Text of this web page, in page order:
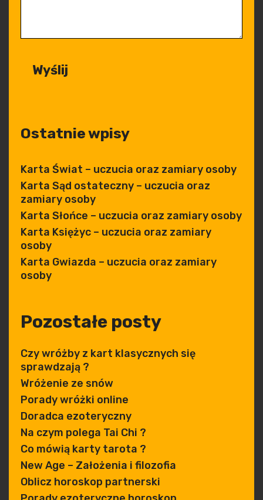
Ostatnie wpisy
Karta Świat – uczucia oraz zamiary osoby
Karta Sąd ostateczny – uczucia oraz
zamiary osoby
Karta Słońce – uczucia oraz zamiary osoby
Karta Księżyc – uczucia oraz zamiary
osoby
Karta Gwiazda – uczucia oraz zamiary
osoby
Pozostałe posty
Czy wróżby z kart klasycznych się
sprawdzają ?
Wróżenie ze snów
Porady wróżki online
Doradca ezoteryczny
Na czym polega Tai Chi ?
Co mówią karty tarota ?
New Age – Założenia i filozofia
Oblicz horoskop partnerski